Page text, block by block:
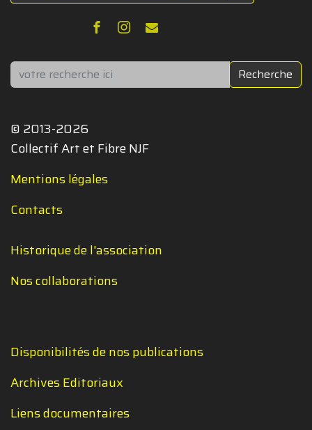
Rechercher Recherche
© 2013-2026
Collectif Art et Fibre NJF
Mentions légales
Contacts
Historique de l'association
Nos collaborations
Disponibilités de nos publications
Archives Editoriaux
Liens documentaires